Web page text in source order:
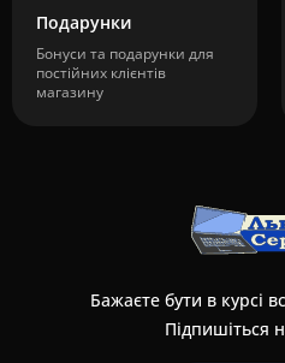
Подарунки
Бонуси та подарунки для
постійних клієнтів
магазину
Бажаєте бути в курсі
Підпишіться